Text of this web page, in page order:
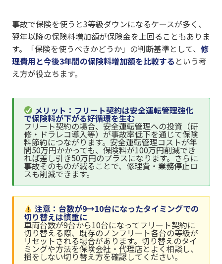
事故で保険を使うと3等級ダウンになるケースが多く、
翌年以降の保険料増加額が保険金を上回ることもありま
す。「保険を使うべきかどうか」の判断基準として、 修
理費用と今後3年間の保険料増加額を比較する という考
え方が役立ちます。
メリット：フリート契約は安全運転管理強化
で保険料が下がる好循環を生む
フリート契約の場合、安全運転管理への投資（研
修・ドラレコ導入等）が事故率低下を通じて保険
料節約につながります。安全運転管理コストが年
間50万円かかっても、保険料が100万円削減でき
れば差し引き50万円のプラスになります。さらに
事故そのものが減ることで、修理費・業務停止ロ
スも削減できます。
注意：台数が9→10台になったタイミングでの
切り替えは慎重に
車両台数が9台から10台になってフリート契約に
切り替える際、既存のノンフリート各台の等級が
リセットされる場合があります。切り替えのタイ
ミングや方法を保険会社・代理店とよく相談し、
損をしない切り替え方を確認してください。